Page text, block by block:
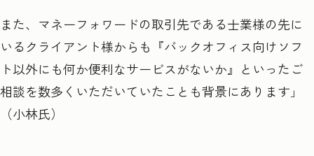
また、マネーフォワードの取引先である士業様の先に
いるクライアント様からも『バックオフィス向けソフ
ト以外にも何か便利なサービスがないか』といったご
相談を数多くいただいていたことも背景にあります」
（小林氏）